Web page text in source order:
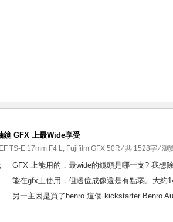
GFX 上最Wide享受
TS-E 17mm F4 L, Fujifilm GFX 50R⁄ 共 1528字 ⁄
GFX 上能用的，最wide的鏡頭是哪一支? 我想
能在gfx上使用，但邊位成像還是有點弱。大約
另一主因是買了benro 這個 kickstarter Benro